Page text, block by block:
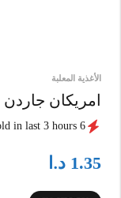
الأغذية المعلبة
امريكان جاردن
6 sold in last 3 hours
1.35 د.ا